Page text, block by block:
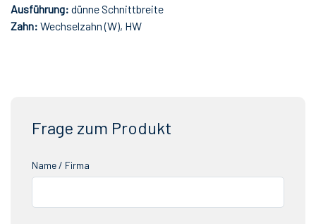
Ausführung: dünne Schnittbreite
Zahn: Wechselzahn (W), HW
Frage zum Produkt
Name / Firma